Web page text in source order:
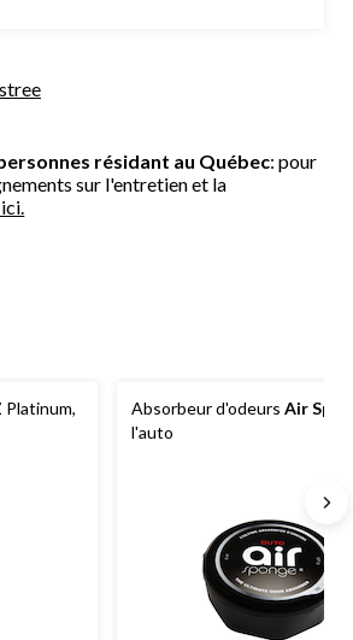
résidant au Québec: pour
sur l'entretien et la
Platinum,
Absorbeur d'odeurs Air
l'auto